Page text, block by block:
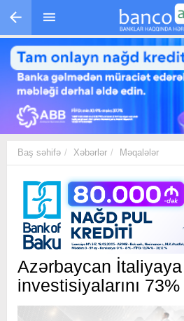
Skip to main content
Baş səhifə Xəbərlər Məqalələr
Azərbaycan İtaliyaya
investisiyalarını 73%